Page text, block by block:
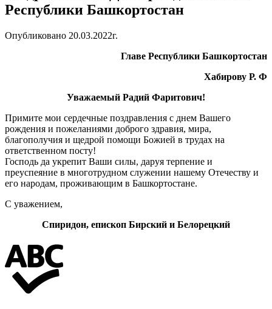
Республики Башкортостан
Опубликовано 20.03.2022г.
Главе Республики Башкортостан
Хабирову Р. Ф
Уважаемый Радий Фаритович!
Примите мои сердечные поздравления с днем Вашего
рождения и пожеланиями доброго здравия, мира,
благополучия и щедрой помощи Божией в трудах на
ответственном посту!
Господь да укрепит Ваши силы, даруя терпение и
преуспеяние в многотрудном служении нашему Отечеству и
его народам, проживающим в Башкортостане.
С уважением,
Спиридон, епископ Бирский и Белорецкий